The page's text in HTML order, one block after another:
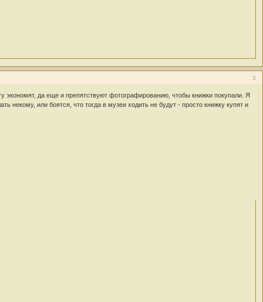
3
да еще и препятствуют фотографированию, чтобы книжки покупали. Я
или боятся, что тогда в музеи ходить не будут - просто книжку купят и